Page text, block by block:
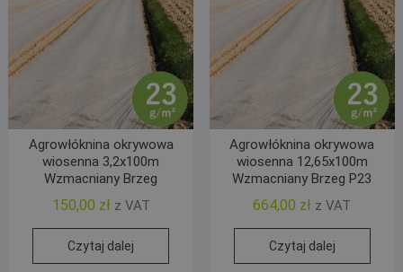
Agrowłóknina okrywowa
wiosenna 3,2x100m
Wzmacniany Brzeg
150,00 zł z VAT
Czytaj dalej
Agrowłóknina okrywowa
wiosenna 12,65x100m
Wzmacniany Brzeg P23
664,00 zł z VAT
Czytaj dalej